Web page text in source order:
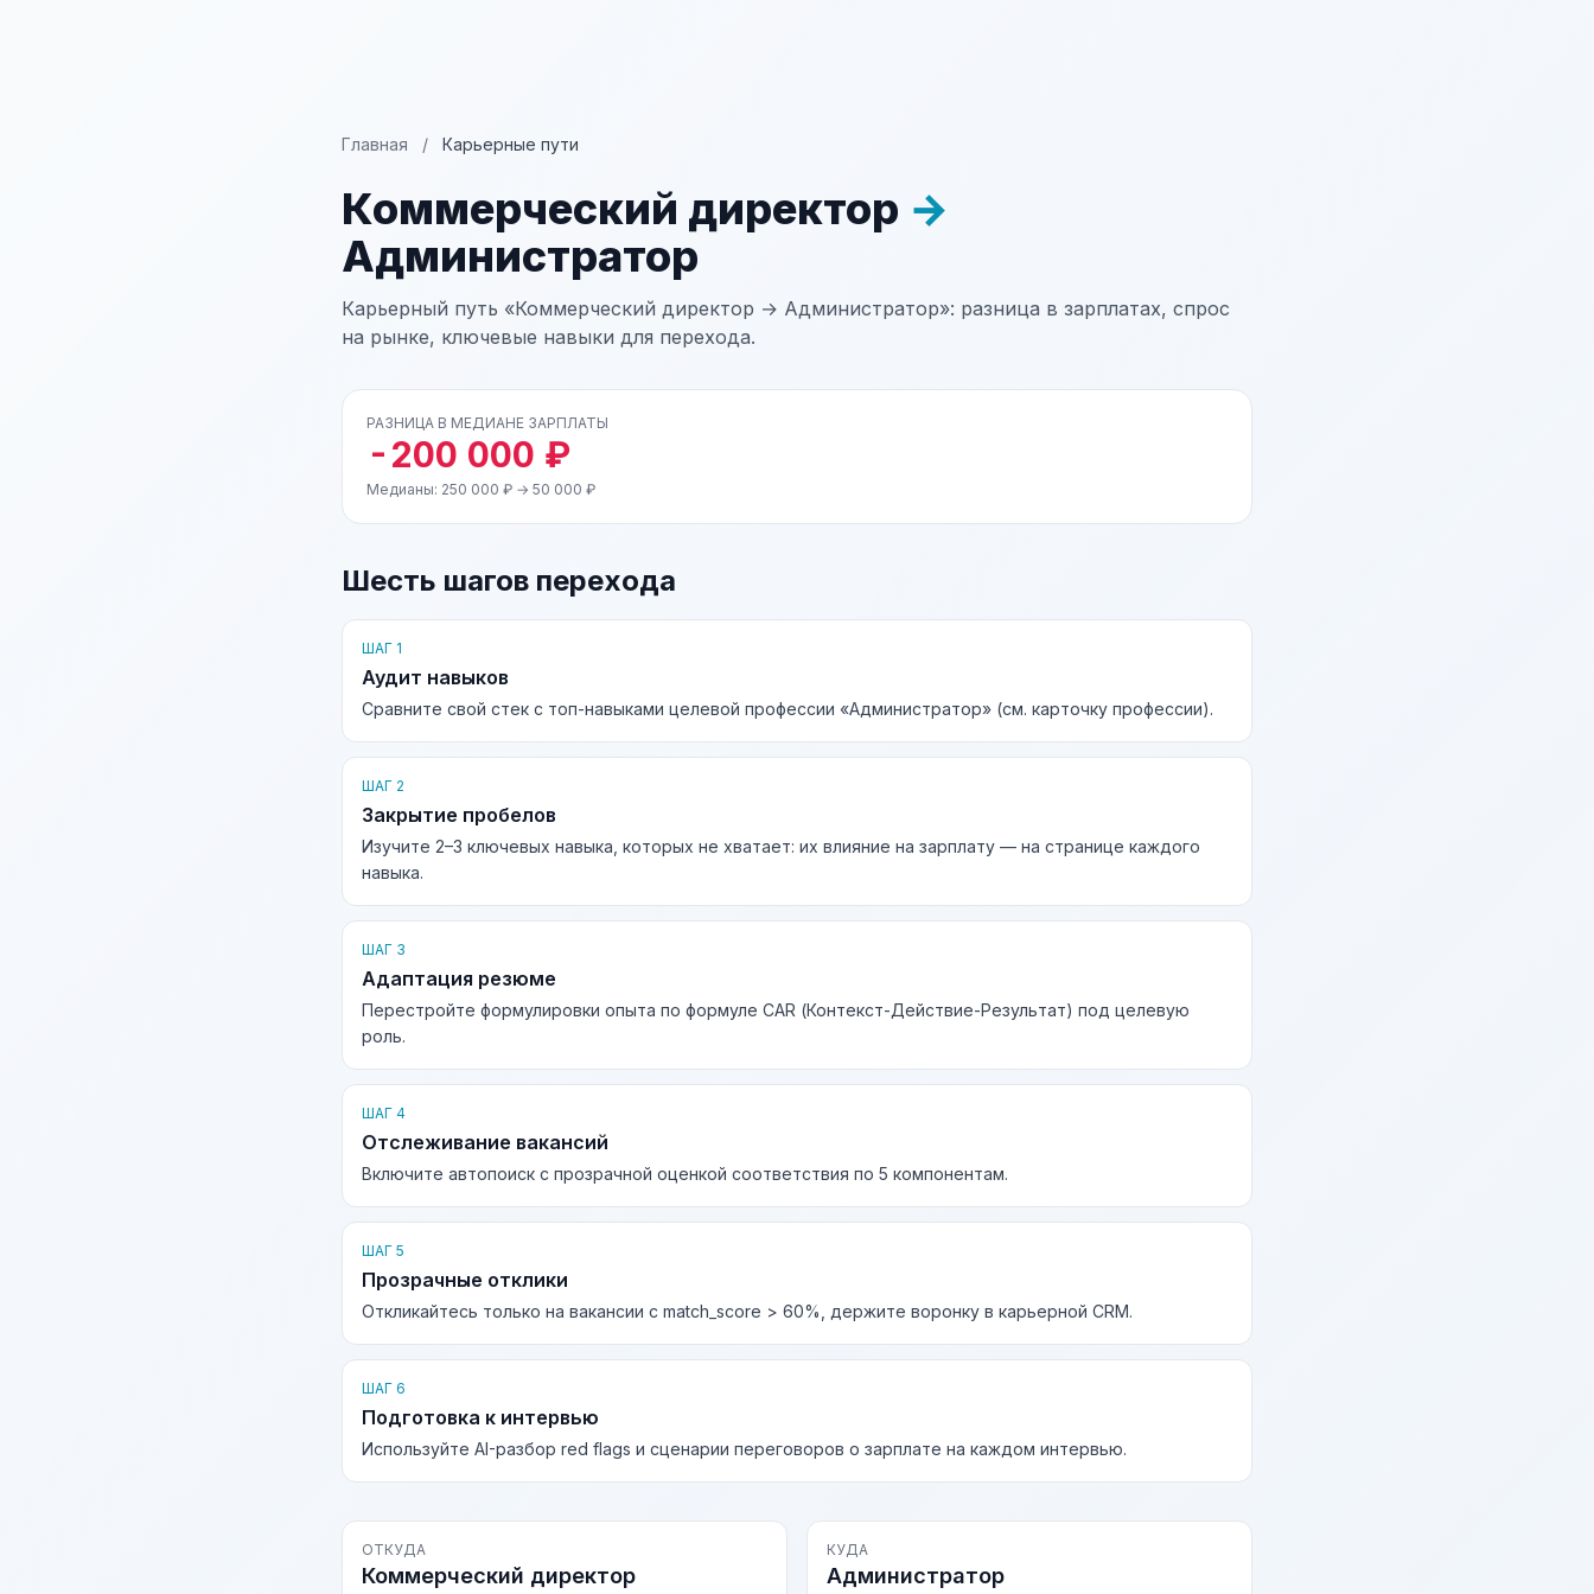
Главная / Карьерные пути
Коммерческий директор →
Администратор
Карьерный путь «Коммерческий директор → Администратор»: разница в зарплатах, спрос
на рынке, ключевые навыки для перехода.
РАЗНИЦА В МЕДИАНЕ ЗАРПЛАТЫ
-200 000 ₽
Медианы: 250 000 ₽ → 50 000 ₽
Шесть шагов перехода
ШАГ 1
Аудит навыков
Сравните свой стек с топ-навыками целевой профессии «Администратор» (см. карточку профессии).
ШАГ 2
Закрытие пробелов
Изучите 2–3 ключевых навыка, которых не хватает: их влияние на зарплату — на странице каждого
навыка.
ШАГ 3
Адаптация резюме
Перестройте формулировки опыта по формуле CAR (Контекст-Действие-Результат) под целевую
роль.
ШАГ 4
Отслеживание вакансий
Включите автопоиск с прозрачной оценкой соответствия по 5 компонентам.
ШАГ 5
Прозрачные отклики
Откликайтесь только на вакансии с match_score > 60%, держите воронку в карьерной CRM.
ШАГ 6
Подготовка к интервью
Используйте AI-разбор red flags и сценарии переговоров о зарплате на каждом интервью.
ОТКУДА
Коммерческий директор
КУДА
Администратор